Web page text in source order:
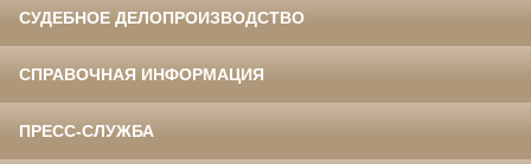
СУДЕБНОЕ ДЕЛОПРОИЗВОДСТВО
СПРАВОЧНАЯ ИНФОРМАЦИЯ
ПРЕСС-СЛУЖБА